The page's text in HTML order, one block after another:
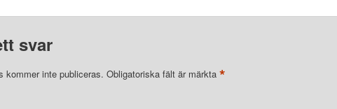
svar
kommer inte publiceras. Obligatoriska fält är märkta *